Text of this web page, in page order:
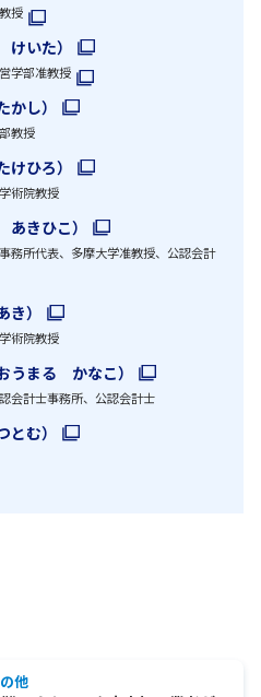
授
いた）
学部准教授
し）
教授
ひろ）
術院教授
きひこ）
所代表、多摩大学准教授、公認会計
）
術院教授
うまる かなこ）
会計士事務所、公認会計士
む）
他